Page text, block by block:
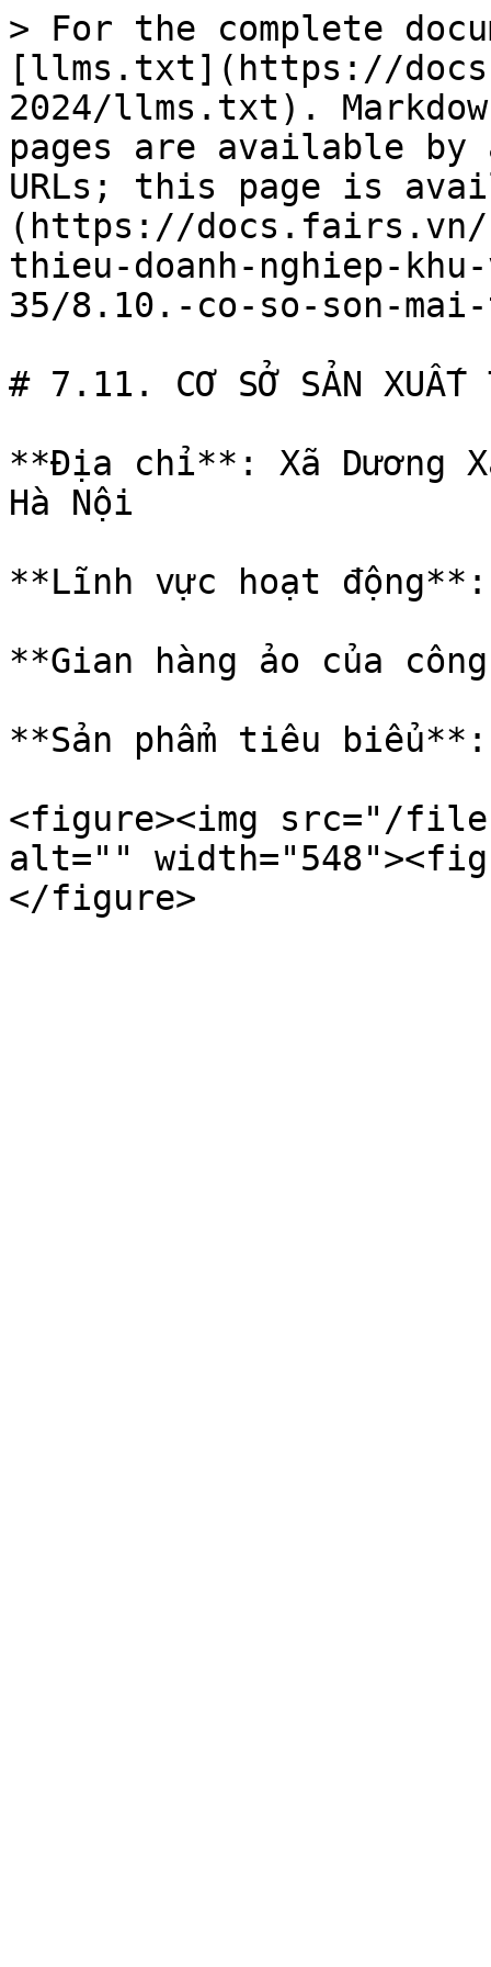
> For the complete
[llms.txt](https://
2024/llms.txt).
pages are available by
URLs; this page is
(https://docs.fairs.vn/
thieu-doanh-nghiep-
35/8.10.-co-so-son-
# 7.11. CƠ SỞ SẢN XUẤT
**Địa chỉ**: Xã Dương
Hà Nội
**Lĩnh vực hoạt động**:
**Gian hàng ảo của
**Sản phẩm tiêu
<figure><img src="/files/
alt=""